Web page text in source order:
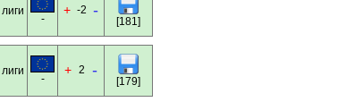
-
+ -2 -
[181]
-
+ 2 -
[179]